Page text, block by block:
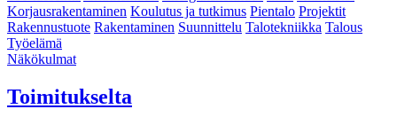
Korjausrakentaminen Koulutus ja tutkimus Pientalo Projektit
Rakennustuote Rakentaminen Suunnittelu Talotekniikka Talous
Työelämä
Näkökulmat
Toimitukselta